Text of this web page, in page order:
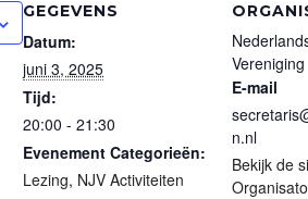
GEGEVENS
Datum:
juni 3, 2025
Tijd:
20:00 - 21:30
Evenement Categorieën:
Lezing, NJV Activiteiten
Vereniging
E-mail
n.nl
Bekijk de